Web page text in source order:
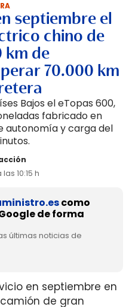
septiembre el
chino de
km de
70.000 km
Bajos el eTopas 600,
fabricado en
autonomía y carga del
10:15 h
como
de forma
últimas noticias de
en septiembre en
de gran